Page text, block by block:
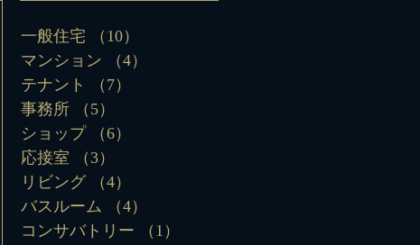
一般住宅 （10）
マンション
（4）
テナント
（7）
事務所
（5）
ショップ
（6）
応接室
（3）
リビング
（4）
バスルーム
（4）
コンサバトリー
（1）